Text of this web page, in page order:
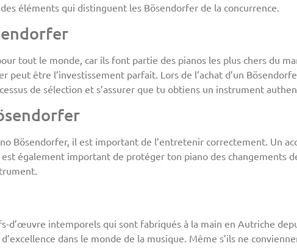
éléments qui distinguent les Bösendorfer de la concurrence.
tout le monde, car ils font partie des pianos les plus chers du
peut être l’investissement parfait. Lors de l’achat d’un
de sélection et s’assurer que tu obtiens un instrument
Bösendorfer, il est important de l’entretenir correctement. Un
également important de protéger ton piano des changements
d’œuvre intemporels qui sont fabriqués à la main en Autriche
dans le monde de la musique. Même s’ils ne